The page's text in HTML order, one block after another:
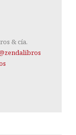
& cía.